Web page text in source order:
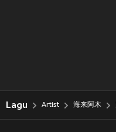
Lagu Artist 海来阿木